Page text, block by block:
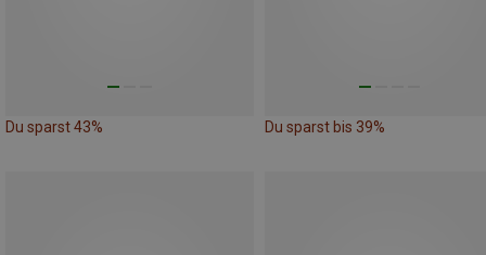
Du sparst 43% Du sparst bis 39%